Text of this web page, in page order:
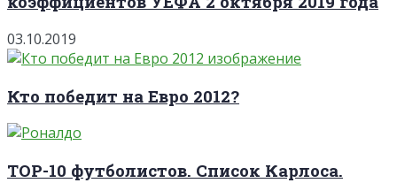
03.10.2019
Кто победит на Евро 2012?
TOP-10 футболистов. Список Карлоса.